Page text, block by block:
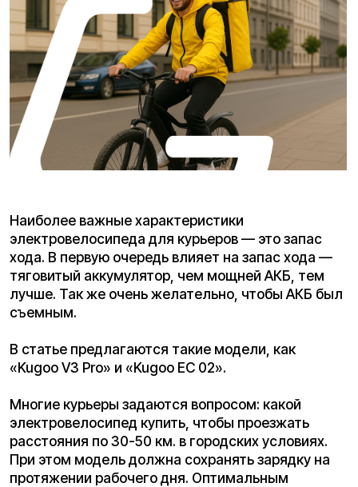
Наиболее важные характеристики
электровелосипеда для курьеров — это запас
хода. В первую очередь влияет на запас хода —
тяговитый аккумулятор, чем мощней АКБ, тем
лучше. Так же очень желательно, чтобы АКБ был
съемным.
Многие курьеры задаются вопросом: какой
электровелосипед купить, чтобы проезжать
расстояния по 30-50 км. в городских условиях.
При этом модель должна сохранять зарядку на
протяжении рабочего дня. Оптимальным
выбором станут модели китайского
двигатели. Чтобы сделать правильный выбор,
для начала нужно изучить критерии выбора.
Сохранение заряда
Критерии выбора
электровелосипеда для курьера